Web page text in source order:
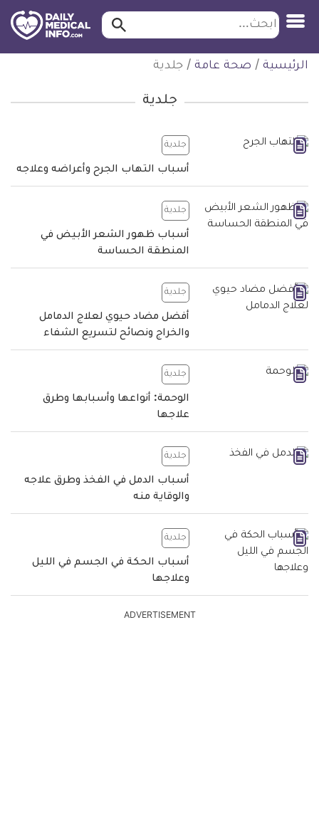
التخطي
للمحتوى
ابحث ابحث…
الرئيسية / صحة عامة / جلدية
جلدية
جلدية
أسباب التهاب الجرح وأعراضه وعلاجه
جلدية
أسباب ظهور الشعر الأبيض في
المنطقة الحساسة
جلدية
أفضل مضاد حيوي لعلاج الدمامل
والخراج ونصائح لتسريع الشفاء
جلدية
الوحمة: أنواعها وأسبابها وطرق
علاجها
جلدية
أسباب الدمل في الفخذ وطرق علاجه
والوقاية منه
جلدية
أسباب الحكة في الجسم في الليل
وعلاجها
ADVERTISEMENT